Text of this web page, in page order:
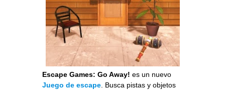
Escape Games: Go Away! es un nuevo
Juego de escape. Busca pistas y objetos